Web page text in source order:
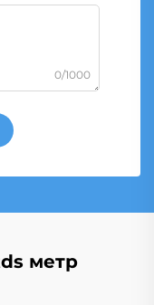
0/1000
метр